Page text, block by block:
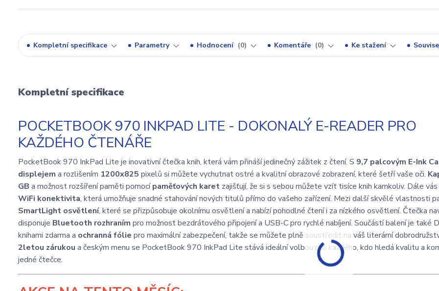
Kompletní specifikace Parametry Hodnocení 0 Komentáře 0 Ke stažení
Kompletní specifikace
POCKETBOOK 970 INKPAD LITE - DOKONALÝ E-READER PRO
KAŽDÉHO ČTENÁŘE
PocketBook 970 InkPad Lite je inovativní čtečka knih, která vám přináší jedinečný zážitek z čtení. S 9,7 palcovým E-Ink
displejem a rozlišením 1200x825 pixelů si můžete vychutnat ostré a kvalitní obrazové zobrazení, které šetří vaše oči.
GB a možnost rozšíření paměti pomocípaměťových karet zajišťují, že si s sebou můžete vzít tisíce knih kamkoliv. Dále
WiFi konektivita, která umožňuje snadné stahování nových titulů přímo do vašeho zařízení. Mezi další skvělé vlastnosti
SmartLight osvětlení, které se přizpůsobuje okolnímu osvětlení a nabízí pohodlné čtení i za nízkého osvětlení. Čtečka
disponuje Bluetooth rozhraním pro možnost bezdrátového připojení a USB-C pro rychlé nabíjení. Součástí balení je také
knihami zdarma a ochranná fólie pro maximální zabezpečení, takže se můžete plně soustředit na váš literární
2letou zárukou a českým menu se PocketBook 970 InkPad Lite stává ideální volbou pro každého, kdo hledá kvalitu a
jedné čtečce.